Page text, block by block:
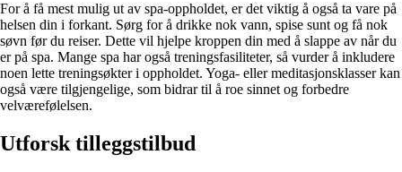
For å få mest mulig ut av spa-oppholdet, er det viktig å også ta vare på
helsen din i forkant. Sørg for å drikke nok vann, spise sunt og få nok
søvn før du reiser. Dette vil hjelpe kroppen din med å slappe av når du
er på spa. Mange spa har også treningsfasiliteter, så vurder å inkludere
noen lette treningsøkter i oppholdet. Yoga- eller meditasjonsklasser kan
også være tilgjengelige, som bidrar til å roe sinnet og forbedre
velværefølelsen.
Utforsk tilleggstilbud